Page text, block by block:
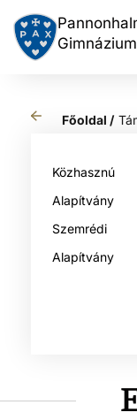
Gimnázium
Főoldal /
Közhasznú
Alapítvány
Szemrédi
Alapítvány